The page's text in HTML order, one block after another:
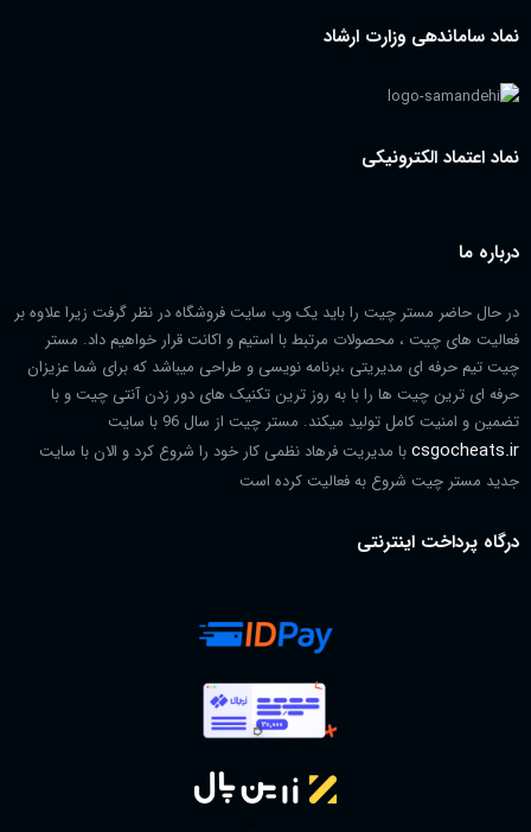
نماد ساماندهی وزارت ارشاد
نماد اعتماد الکترونیکی
درباره ما
در حال حاضر مستر چیت را باید یک وب سایت فروشگاه در نظر گرفت زیرا علاوه بر
فعالیت های چیت ، محصولات مرتبط با استیم و اکانت قرار خواهیم داد. مستر
چیت تیم حرفه ای مدیریتی ،برنامه نویسی و طراحی میباشد که برای شما عزیزان
حرفه ای ترین چیت ها را با به روز ترین تکنیک های دور زدن آنتی چیت و با
تضمین و امنیت کامل تولید میکند. مستر چیت از سال 96 با سایت
csgocheats.irبا مدیریت فرهاد نظمی کار خود را شروع کرد و الان با سایت
جدید مستر چیت شروع به فعالیت کرده است
درگاه پرداخت اینترنتی